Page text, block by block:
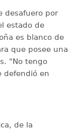
desafuero por
estado de
es blanco de
que posee una
"No tengo
defendió en
de la